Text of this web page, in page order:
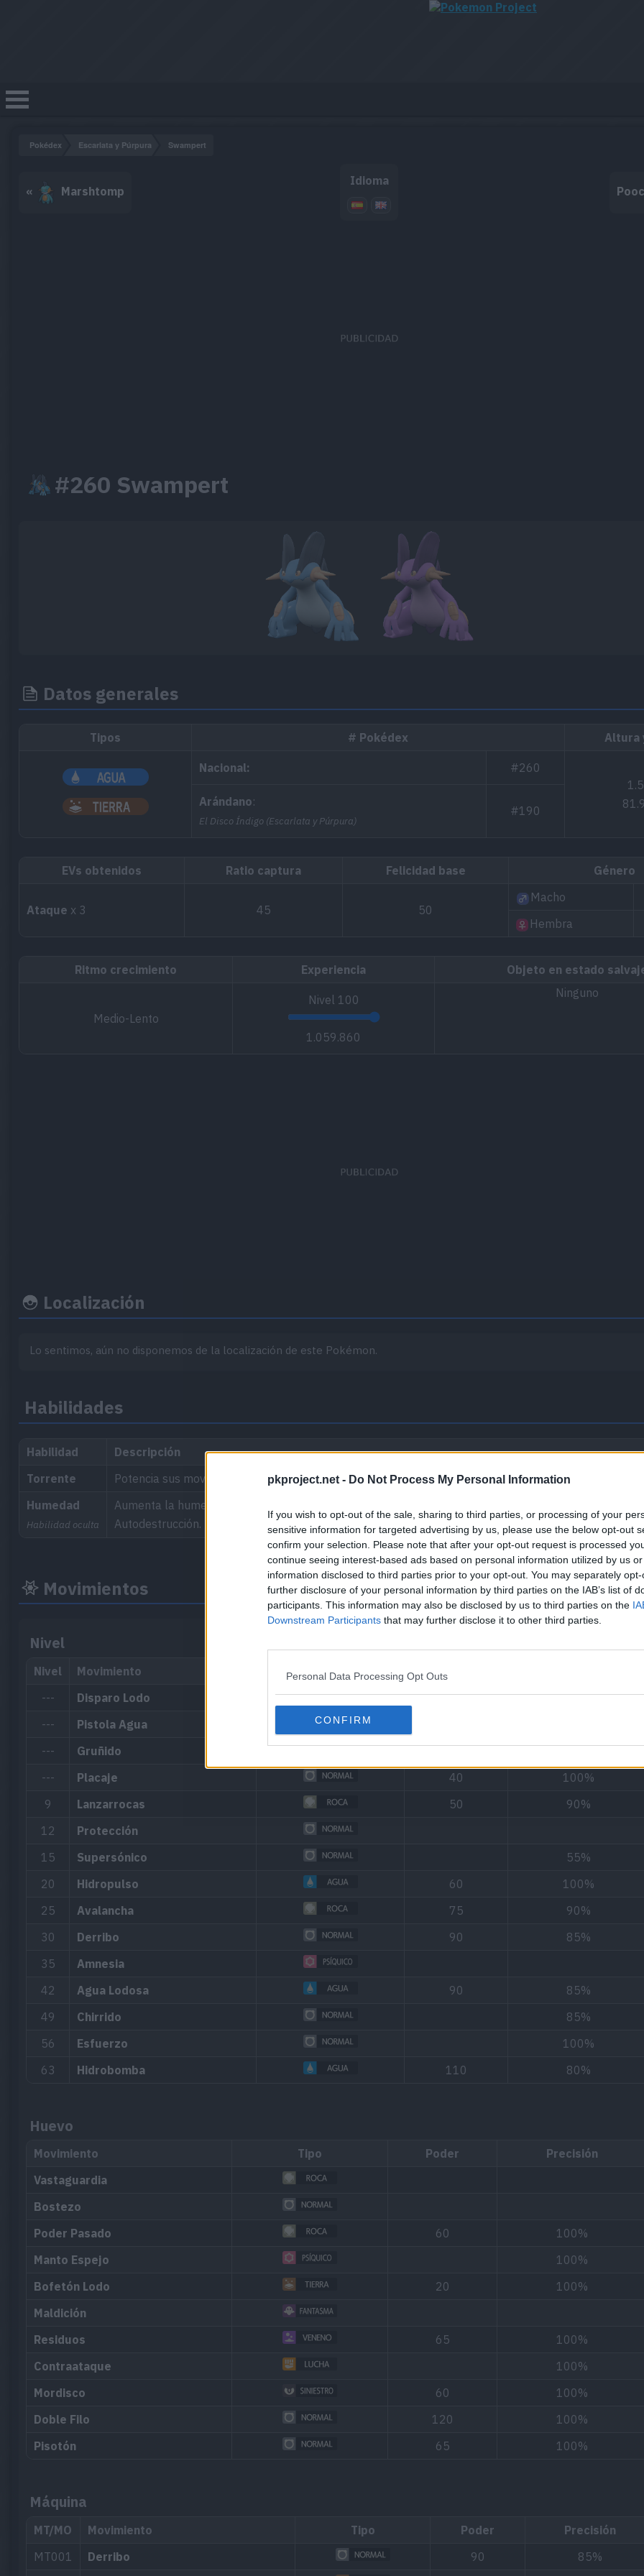
pkproject.net - Do Not Process My Personal Information
If you wish to opt-out of the sale, sharing to third parties, or processing of your
sensitive information for targeted advertising by us, please use the below opt-out
confirm your selection. Please note that after your opt-out request is processed
continue seeing interest-based ads based on personal information utilized by us
information disclosed to third parties prior to your opt-out. You may separately
further disclosure of your personal information by third parties on the IAB’s list of
participants. This information may also be disclosed by us to third parties on the
Downstream Participants that may further disclose it to other third parties.
Personal Data Processing Opt Outs
CONFIRM
Pokédex Escarlata y Púrpura Swampert
« Marshtomp
Idioma
#260 Swampert
Datos generales
Tipos # Pokédex Altura
Nacional: #260
Arándano:
El Disco Índigo (Escarlata y Púrpura)
#190
EVs obtenidos Ratio captura Felicidad base Género
Ataque x 3 45 50
Macho
Hembra
Ritmo crecimiento Experiencia Objeto en estado
Medio-Lento
Nivel 100
1.059.860
Ninguno
Localización
Lo sentimos, aún no disponemos de la localización de este Pokémon.
Habilidades
Habilidad
Descripción
Torrente
Potencia sus movimientos de tipo Agua cuando le quedan pocos PS.
Humedad
Habilidad oculta
Aumenta la humedad del entorno y evita que se puedan utilizar movimientos explosivos, tales como
Autodestrucción.
Movimientos
Nivel
Nivel Movimiento Tipo Poder
---
Disparo Lodo 55
95%
---
Pistola Agua
---
Gruñido
100%
---
Placaje 40
100%
9
Lanzarrocas 50
90%
12
Protección
15
Supersónico
55%
20
Hidropulso 60
100%
25
Avalancha 75
90%
30
Derribo 90
85%
35
Amnesia
42
Agua Lodosa 90
85%
49
Chirrido
85%
56
Esfuerzo
100%
63
Hidrobomba 110 80%
Huevo
Movimiento Tipo Poder
Precisión
Vastaguardia
Bostezo
Poder Pasado
60
100%
Manto Espejo
100%
Bofetón Lodo
20
100%
Maldición
Residuos
65
100%
Contraataque
100%
Mordisco
60
100%
Doble Filo
120
100%
Pisotón
65 100%
Máquina
MT/MO Movimiento Tipo Poder
Precisión
MT001
Derribo 90
85%